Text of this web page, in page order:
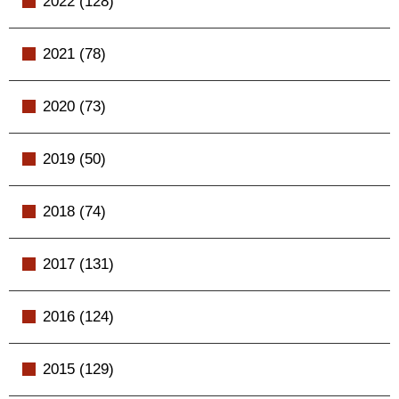
2021 (78)
2020 (73)
2019 (50)
2018 (74)
2017 (131)
2016 (124)
2015 (129)